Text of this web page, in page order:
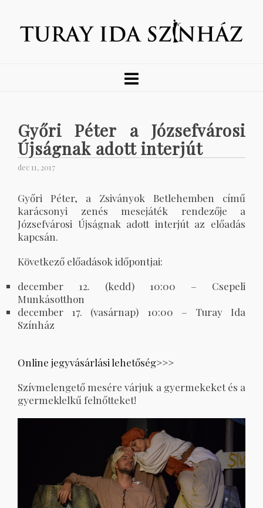
Győri Péter a Józsefvárosi
Újságnak adott interjút
dec 11, 2017
Győri Péter, a Zsiványok Betlehemben című
karácsonyi zenés mesejáték rendezője a
Józsefvárosi Újságnak adott interjút az előadás
kapcsán.
Következő előadások időpontjai:
december 12. (kedd) 10:00 – Csepeli
Munkásotthon
december 17. (vasárnap) 10:00 – Turay Ida
Színház
Online jegyvásárlási lehetőség>>>
Szívmelengető mesére várjuk a gyermekeket és a
gyermeklelkű felnőtteket!